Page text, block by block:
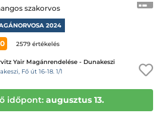
szakorvos
2024
2579 értékelés
Yair Magánrendelése - Dunakeszi
Fő út 16-18. 1/1
időpont: augusztus 13.